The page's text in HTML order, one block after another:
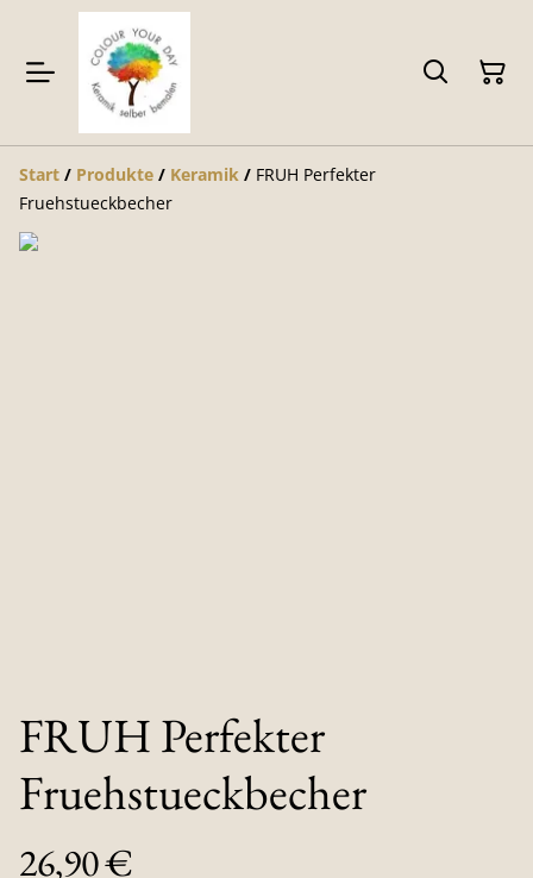
Start / Produkte / Keramik / FRUH Perfekter
Fruehstueckbecher
FRUH Perfekter
Fruehstueckbecher
26,90 €